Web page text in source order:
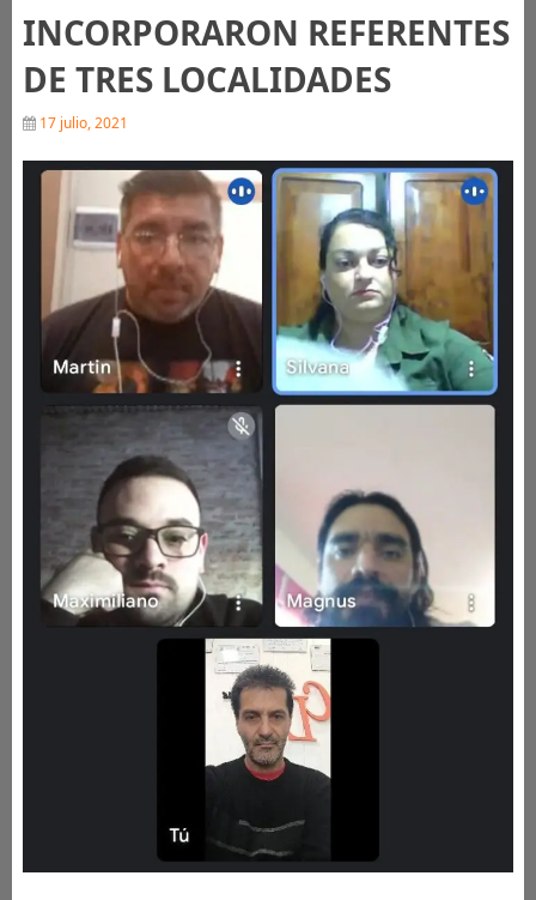
INCORPORARON REFERENTES
DE TRES LOCALIDADES
17 julio, 2021